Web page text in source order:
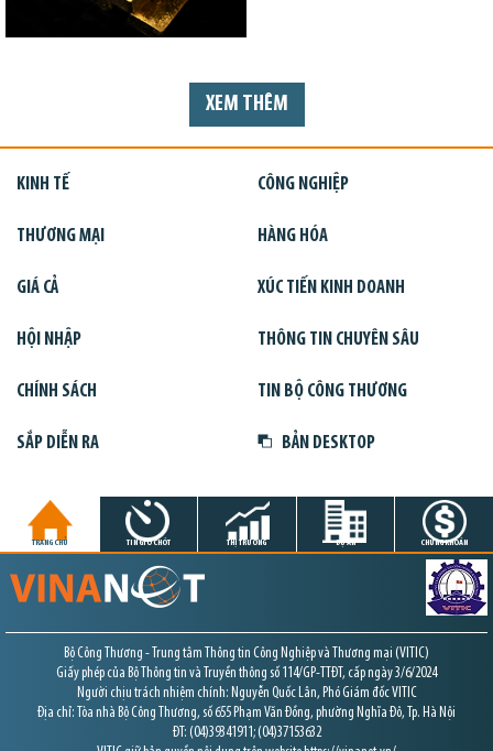
XEM THÊM
KINH TẾ CÔNG NGHIỆP
THƯƠNG MẠI HÀNG HÓA
GIÁ CẢ XÚC TIẾN KINH DOANH
HỘI NHẬP THÔNG TIN CHUYÊN SÂU
CHÍNH SÁCH TIN BỘ CÔNG THƯƠNG
SẮP DIỄN RA BẢN DESKTOP
TRANG CHỦ TIN GIỜ CHÓT THỊ TRƯỜNG DỰ ÁN CHỨNG KHOÁN
Bộ Công Thương - Trung tâm Thông tin Công Nghiệp và Thương mại (VITIC)
Giấy phép của Bộ Thông tin và Truyền thông số 114/GP-TTĐT, cấp ngày 3/6/2024
Người chịu trách nhiệm chính: Nguyễn Quốc Lân, Phó Giám đốc VITIC
Địa chỉ: Tòa nhà Bộ Công Thương, số 655 Phạm Văn Đồng, phường Nghĩa Đô, Tp. Hà Nội
ĐT: (04)39341911; (04)37153632